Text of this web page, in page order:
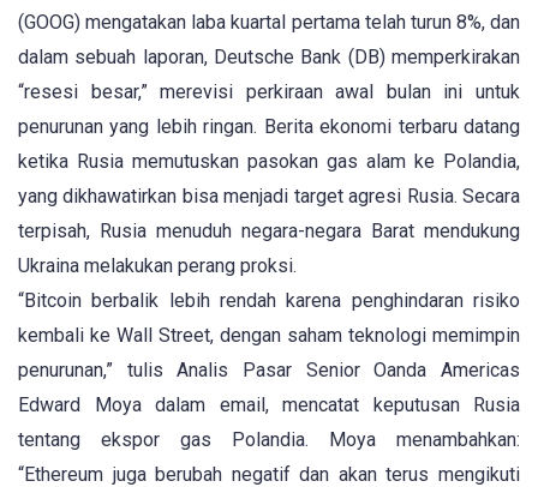
(GOOG) mengatakan laba kuartal pertama telah turun 8%, dan
dalam sebuah laporan, Deutsche Bank (DB) memperkirakan
“resesi besar,” merevisi perkiraan awal bulan ini untuk
penurunan yang lebih ringan. Berita ekonomi terbaru datang
ketika Rusia memutuskan pasokan gas alam ke Polandia,
yang dikhawatirkan bisa menjadi target agresi Rusia. Secara
terpisah, Rusia menuduh negara-negara Barat mendukung
Ukraina melakukan perang proksi.
“Bitcoin berbalik lebih rendah karena penghindaran risiko
kembali ke Wall Street, dengan saham teknologi memimpin
penurunan,” tulis Analis Pasar Senior Oanda Americas
Edward Moya dalam email, mencatat keputusan Rusia
tentang ekspor gas Polandia. Moya menambahkan:
“Ethereum juga berubah negatif dan akan terus mengikuti